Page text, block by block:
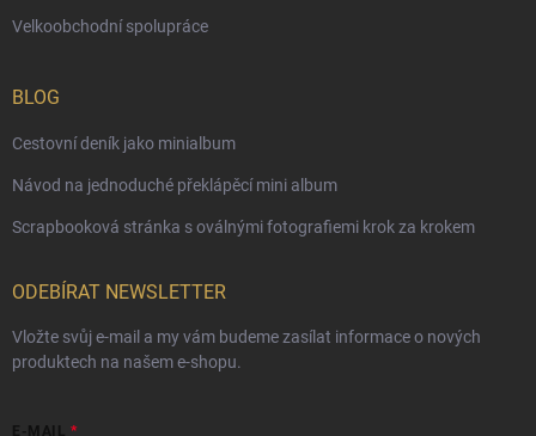
Velkoobchodní spolupráce
BLOG
Cestovní deník jako minialbum
Návod na jednoduché překlápěcí mini album
Scrapbooková stránka s oválnými fotografiemi krok za krokem
ODEBÍRAT NEWSLETTER
Vložte svůj e-mail a my vám budeme zasílat informace o nových
produktech na našem e-shopu.
E-MAIL